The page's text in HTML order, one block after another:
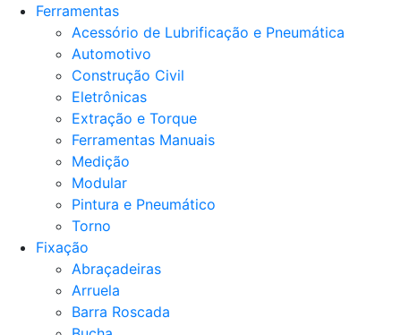
Ferramentas
Acessório de Lubrificação e Pneumática
Automotivo
Construção Civil
Eletrônicas
Extração e Torque
Ferramentas Manuais
Medição
Modular
Pintura e Pneumático
Torno
Fixação
Abraçadeiras
Arruela
Barra Roscada